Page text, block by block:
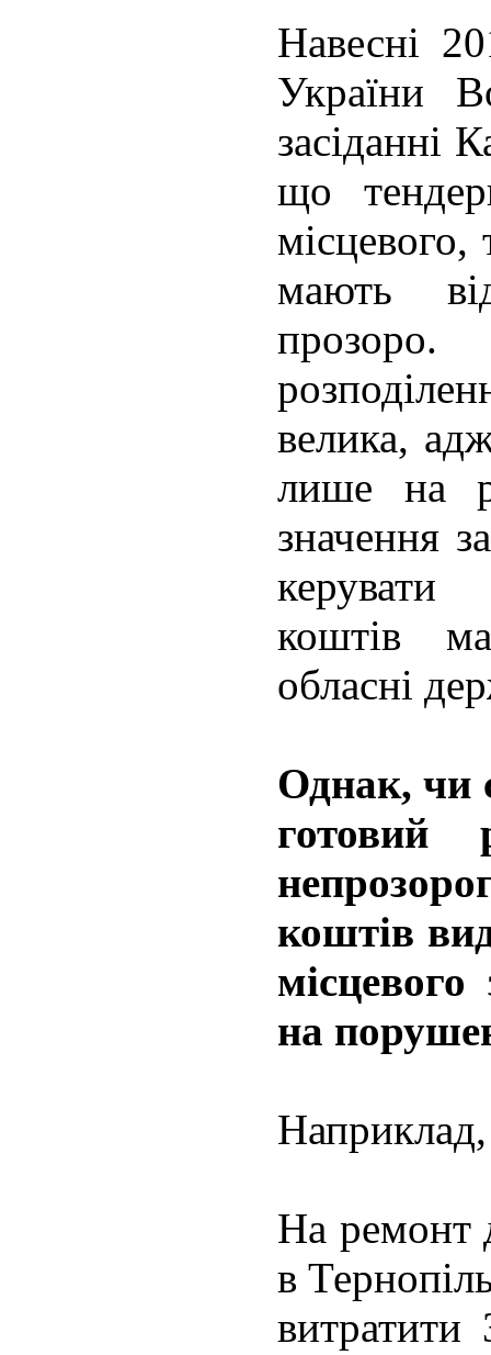
Навесні
України
засіданні
що
місцевого,
мають
прозоро.
велика,
лише на
значення
керувати
коштів
обласні
Однак, чи
готовий
коштів
на
На ремонт
в